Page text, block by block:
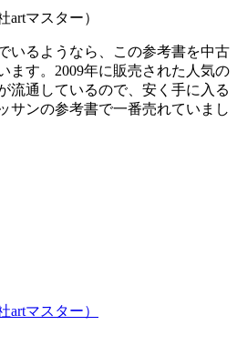
artマスター）
いるようなら、この参考書を中古
ます。2009年に販売された人気の
流通しているので、安く手に入る
サンの参考書で一番売れていまし
artマスター）